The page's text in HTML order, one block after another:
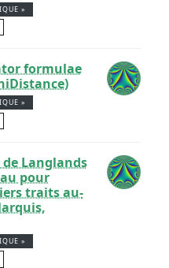
»
formulae
»
Langlands
pour
traits au-
»